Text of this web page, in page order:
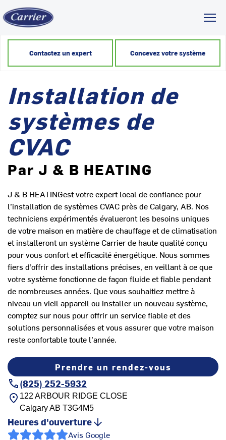
Contactez un expert Concevez votre système
Installation de
systèmes de
CVAC
Par J & B HEATING
J & B HEATINGest votre expert local de confiance pour
l’installation de systèmes CVAC près de Calgary, AB. Nos
techniciens expérimentés évalueront les besoins uniques
de votre maison en matière de chauffage et de climatisation
et installeront un système Carrier de haute qualité conçu
pour vous confort et efficacité énergétique. Nous sommes
fiers d’offrir des installations précises, en veillant à ce que
votre système fonctionne de façon fluide et fiable pendant
de nombreuses années. Que vous souhaitiez mettre à
niveau un vieil appareil ou installer un nouveau système,
comptez sur nous pour offrir un service fiable et des
solutions personnalisées et vous assurer que votre maison
reste confortable toute l’année.
Prendre un rendez-vous
(825) 252-5932
122 ARBOUR RIDGE CLOSE
CalgaryAB T3G4M5
Heures d'ouverture
Avis Google